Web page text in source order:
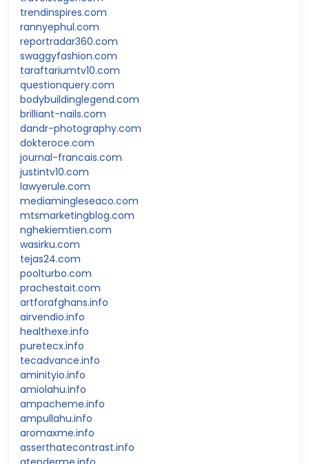
trendinspires.com
rannyephul.com
reportradar360.com
swaggyfashion.com
taraftariumtv10.com
questionquery.com
bodybuildinglegend.com
brilliant-nails.com
dandr-photography.com
dokteroce.com
journal-francais.com
justintv10.com
lawyerule.com
mediamingleseaco.com
mtsmarketingblog.com
nghekiemtien.com
wasirku.com
tejas24.com
poolturbo.com
prachestait.com
artforafghans.info
airvendio.info
healthexe.info
puretecx.info
tecadvance.info
aminityio.info
amiolahu.info
ampacheme.info
ampullahu.info
aromaxme.info
asserthatecontrast.info